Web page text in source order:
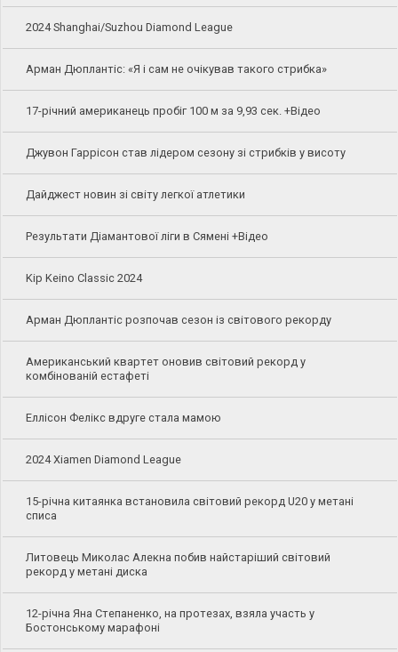
2024 Shanghai/Suzhou Diamond League
Арман Дюплантіс: «Я і сам не очікував такого стрибка»
17-річний американець пробіг 100 м за 9,93 сек. +Відео
Джувон Гаррісон став лідером сезону зі стрибків у висоту
Дайджест новин зі світу легкої атлетики
Результати Діамантової ліги в Сямені +Відео
Kip Keino Classic 2024
Арман Дюплантіс розпочав сезон із світового рекорду
Американський квартет оновив світовий рекорд у
комбінованій естафеті
Еллісон Фелікс вдруге стала мамою
2024 Xiamen Diamond League
15-річна китаянка встановила світовий рекорд U20 у метані
списа
Литовець Миколас Алекна побив найстаріший світовий
рекорд у метані диска
12-річна Яна Степаненко, на протезах, взяла участь у
Бостонському марафоні